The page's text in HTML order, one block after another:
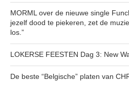
MORML over de nieuwe single
jezelf dood te piekeren, zet de
los.”
LOKERSE FEESTEN Dag 3: New
De beste “Belgische” platen van